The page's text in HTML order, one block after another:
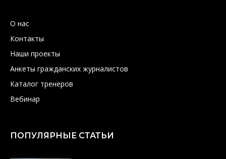
О нас
Контакты
Наши проекты
Анкеты гражданских журналистов
Каталог тренеров
Вебинар
ПОПУЛЯРНЫЕ СТАТЬИ